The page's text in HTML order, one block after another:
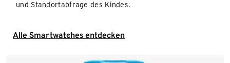
und Standortabfrage des Kindes.
Alle Smartwatches entdecken